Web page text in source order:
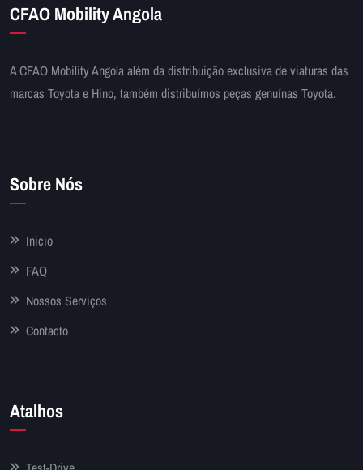
CFAO Mobility Angola
A CFAO Mobility Angola além da distribuição exclusiva de viaturas das
marcas Toyota e Hino, também distribuímos peças genuínas Toyota.
Sobre Nós
Inicio
FAQ
Nossos Serviços
Contacto
Atalhos